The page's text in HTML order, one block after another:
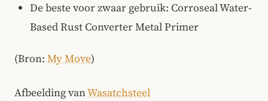
De beste voor zwaar gebruik: Corroseal Water-
Based Rust Converter Metal Primer
(Bron: My Move)
Afbeelding vanWasatchsteel